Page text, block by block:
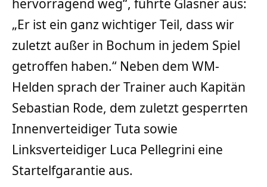
„Er ist ein ganz wichtiger Teil, dass wir
zuletzt außer in Bochum in jedem Spiel
getroffen haben.“ Neben dem WM-
Helden sprach der Trainer auch Kapitän
Sebastian Rode, dem zuletzt gesperrten
Innenverteidiger Tuta sowie
Linksverteidiger Luca Pellegrini eine
Startelfgarantie aus.